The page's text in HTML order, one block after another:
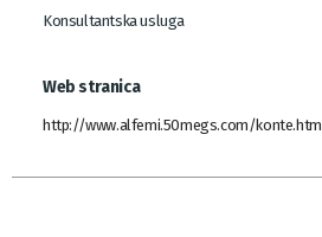
Konsultantska usluga
Web stranica
http://www.alfemi.50megs.com/konte.htm